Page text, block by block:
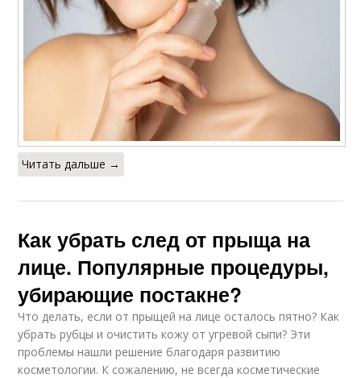
Читать дальше →
Как убрать след от прыща на
лице. Популярные процедуры,
убирающие постакне?
Что делать, если от прыщей на лице осталось пятно? Как
убрать рубцы и очистить кожу от угревой сыпи? Эти
проблемы нашли решение благодаря развитию
косметологии. К сожалению, не всегда косметические